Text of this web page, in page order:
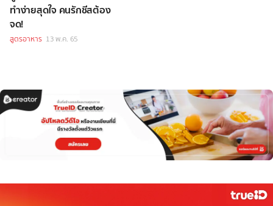
ทำง่ายสุดใจ คนรักชีสต้อง
จด!
สูตรอาหาร 13 พ.ค. 65